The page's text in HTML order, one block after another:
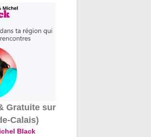
Gratuite sur
Calais)
Black